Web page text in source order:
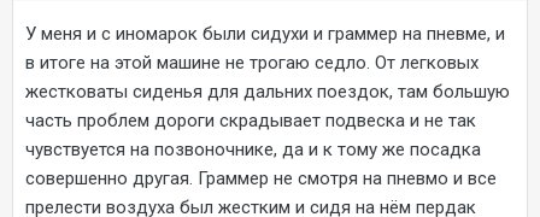
У меня и с иномарок были сидухи и граммер на пневме, и
в итоге на этой машине не трогаю седло. От легковых
жестковаты сиденья для дальних поездок, там большую
часть проблем дороги скрадывает подвеска и не так
чувствуется на позвоночнике, да и к тому же посадка
совершенно другая. Граммер не смотря на пневмо и все
прелести воздуха был жестким и сидя на нём пердак